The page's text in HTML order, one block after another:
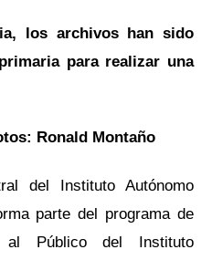
los archivos han sido
para realizar una
Ronald Montaño
del Instituto Autónomo
parte del programa de
al Público del Instituto